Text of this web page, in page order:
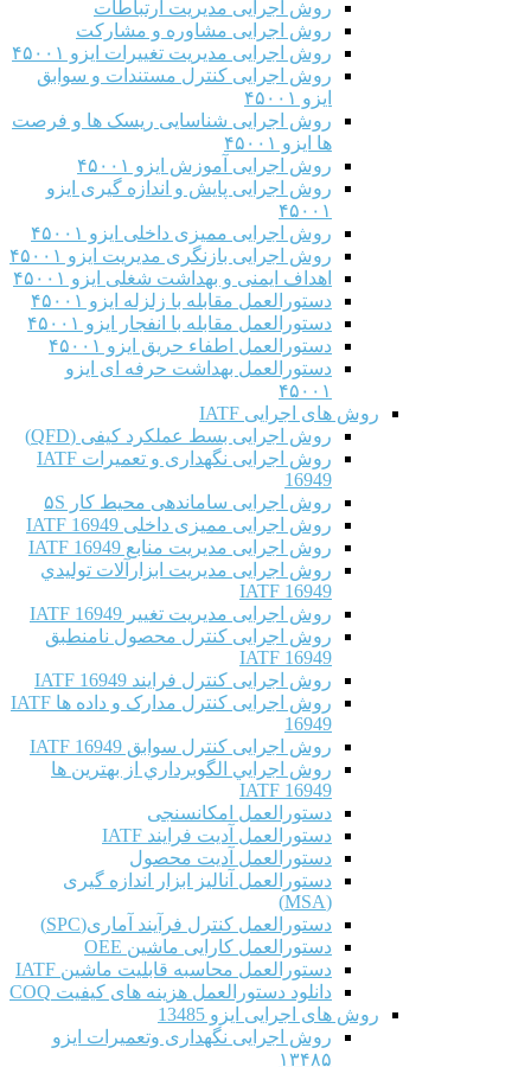
روش اجرایی مدیریت ارتباطات
روش اجرایی مشاوره و مشارکت
روش اجرایی مدیریت تغییرات ایزو ۴۵۰۰۱
روش اجرایی کنترل مستندات و سوابق
ایزو ۴۵۰۰۱
روش اجرایی شناسایی ریسک ها و فرصت
ها ایزو ۴۵۰۰۱
روش اجرایی آموزش ایزو ۴۵۰۰۱
روش اجرایی پایش و اندازه گیری ایزو
۴۵۰۰۱
روش اجرایی ممیزی داخلی ایزو ۴۵۰۰۱
روش اجرایی بازنگری مدیریت ایزو ۴۵۰۰۱
اهداف ایمنی و بهداشت شغلی ایزو ۴۵۰۰۱
دستورالعمل مقابله با زلزله ایزو ۴۵۰۰۱
دستورالعمل مقابله با انفجار ایزو ۴۵۰۰۱
دستورالعمل اطفاء حریق ایزو ۴۵۰۰۱
دستورالعمل بهداشت حرفه ای ایزو
۴۵۰۰۱
روش های اجرایی IATF
روش اجرایی بسط عملکرد کیفی (QFD)
روش اجرایی نگهداری و تعمیرات IATF
16949
روش اجرایی ساماندهی محیط کار ۵S
روش اجرایی ممیزی داخلی IATF 16949
روش اجرایی مدیریت منابع IATF 16949
روش اجرایی مديريت ابزارآلات توليدي
IATF 16949
روش اجرایی مدیریت تغییر IATF 16949
روش اجرایی کنترل محصول نامنطبق
IATF 16949
روش اجرایی کنترل فرایند IATF 16949
روش اجرایی کنترل مدارک و داده ها IATF
16949
روش اجرایی کنترل سوابق IATF 16949
روش اجرايي الگوبرداري از بهترين ها
IATF 16949
دستورالعمل امکانسنجی
دستورالعمل آدیت فرایند IATF
دستورالعمل آدیت محصول
دستورالعمل آنالیز ابزار اندازه گیری
(MSA)
دستورالعمل کنترل فرآیند آماری(SPC)
دستورالعمل کارایی ماشین OEE
دستورالعمل محاسبه قابلیت ماشین IATF
دانلود دستورالعمل هزینه های کیفیت COQ
روش های اجرایی ایزو 13485
روش اجرایی نگهداری وتعمیرات ایزو
۱۳۴۸۵